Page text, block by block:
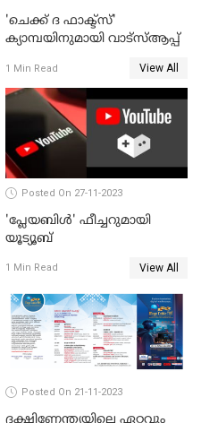
'ചെക്ക് ദ ഫാക്ട്‌സ്'
ക്യാമ്പയിനുമായി വാട്സ്ആപ്പ്
1 Min Read View All
Posted On 27-11-2023
'പ്ലേയബിള്‍' ഫീച്ചറുമായി
യൂട്യൂബ്
1 Min Read View All
Posted On 21-11-2023